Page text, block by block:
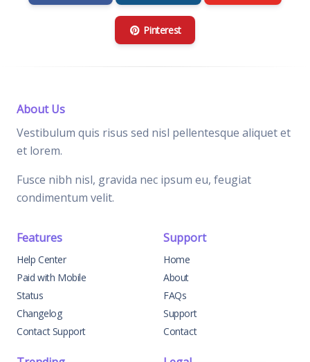
Pinterest
About Us
Vestibulum quis risus sed nisl pellentesque aliquet et
et lorem.
Fusce nibh nisl, gravida nec ipsum eu, feugiat
condimentum velit.
Features
Help Center
Paid with Mobile
Status
Changelog
Contact Support
Support
Home
About
FAQs
Support
Contact